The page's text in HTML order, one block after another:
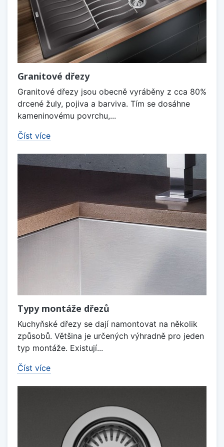
Granitové dřezy
Granitové dřezy jsou obecně vyráběny z cca 80%
drcené žuly, pojiva a barviva. Tím se dosáhne
kameninovému povrchu,...
Číst více
Typy montáže dřezů
Kuchyňské dřezy se dají namontovat na několik
způsobů. Většina je určených výhradně pro jeden
typ montáže. Existují...
Číst více